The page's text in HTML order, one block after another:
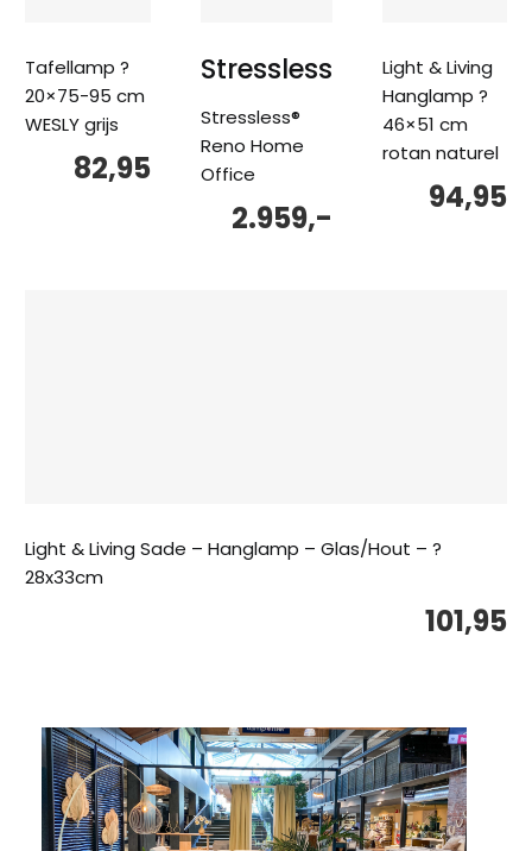
Tafellamp ?
20×75-95 cm
WESLY grijs
82,95
Stressless
Stressless®
Reno Home
Office
2.959,-
Light & Living
Hanglamp ?
46×51 cm
rotan naturel
94,95
Light & Living Sade – Hanglamp – Glas/Hout – ?
28x33cm
101,95